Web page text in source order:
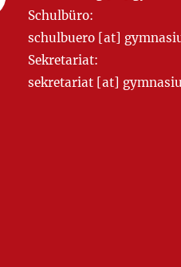
Schulbüro:
schulbuero [at]
Sekretariat:
sekretariat [at]